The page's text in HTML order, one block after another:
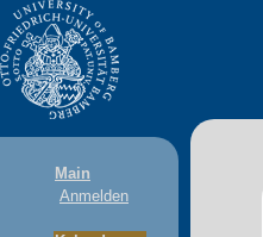
Main
Anmelden